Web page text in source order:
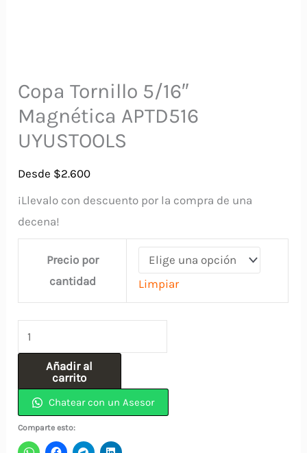
Copa Tornillo 5/16″
Magnética APTD516
UYUSTOOLS
Desde $2.600
¡Llevalo con descuento por la compra de una
decena!
Precio por
cantidad
Limpiar
Copa
Tornillo
Magnética
APTD516
UYUSTOOLS
Añadir al
carrito
Chatear con un Asesor
Comparte esto: